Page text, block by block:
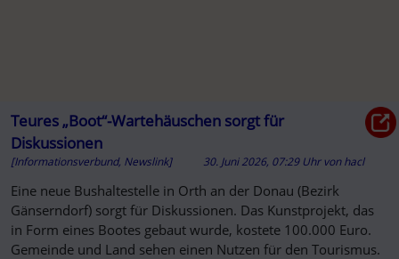
Teures „Boot“-Wartehäuschen sorgt für
Diskussionen
[Informationsverbund, Newslink] 30. Juni 2026, 07:29 Uhr vonhacl
Eine neue Bushaltestelle in Orth an der Donau (Bezirk
Gänserndorf) sorgt für Diskussionen. Das Kunstprojekt, das
in Form eines Bootes gebaut wurde, kostete 100.000 Euro.
Gemeinde und Land sehen einen Nutzen für den Tourismus.